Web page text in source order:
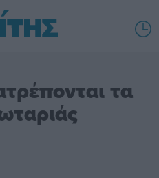
τα